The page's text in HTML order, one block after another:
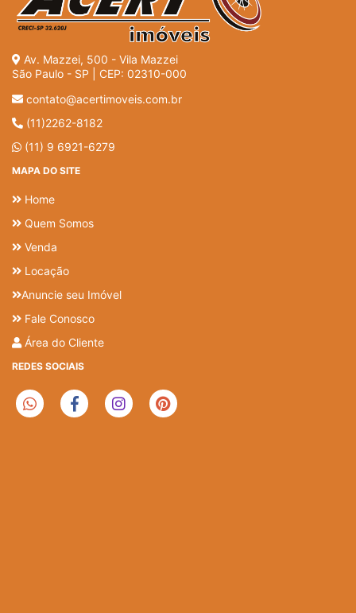
Av. Mazzei, 500 - Vila Mazzei
São Paulo - SP | CEP: 02310-000
contato@acertimoveis.com.br
(11)2262-8182
(11) 9 6921-6279
MAPA DO SITE
Home
Quem Somos
Venda
Locação
Anuncie seu Imóvel
Fale Conosco
Área do Cliente
REDES SOCIAIS